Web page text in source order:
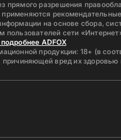
прямого разрешения
на основе сбора,
пользователей сети
ADFOX
продукции: 18+ (в
вред их здоровью